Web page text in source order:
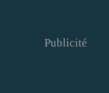
Publicité